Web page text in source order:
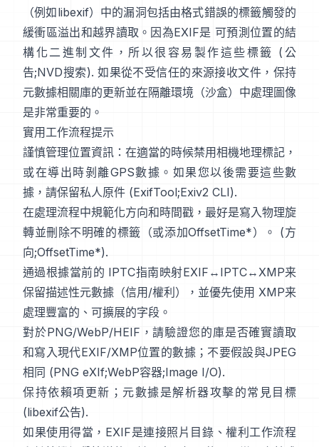
（例如libexif）中的漏洞包括由格式錯誤的標籤觸發的
緩衝區溢出和越界讀取。因為EXIF是 可預測位置的結
構化二進制文件，所以很容易製作這些標籤 ( 公
告;NVD搜索). 如果從不受信任的來源接收文件，保持
元數據相關庫的更新並在隔離環境（沙盒）中處理圖像
是非常重要的。
實用工作流程提示
謹慎管理位置資訊：在適當的時候禁用相機地理標記，
或在導出時剝離GPS數據。如果您以後需要這些數
據，請保留私人原件 (ExifTool;Exiv2 CLI).
在處理流程中規範化方向和時間戳，最好是寫入物理旋
轉並刪除不明確的標籤（或添加OffsetTime*）。 (方
向;OffsetTime*).
通過根據當前的 IPTC指南映射EXIF↔IPTC↔XMP来
保留描述性元數據（信用/權利），並優先使用 XMP来
處理豐富的、可擴展的字段。
對於PNG/WebP/HEIF，請驗證您的庫是否確實讀取
和寫入現代EXIF/XMP位置的數據；不要假設與JPEG
相同 (PNG eXIf;WebP容器;Image I/O).
保持依賴項更新；元數據是解析器攻擊的常見目標
(libexif公告).
如果使用得當，EXIF是連接照片目錄、權利工作流程